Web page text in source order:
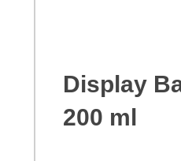
Display
200 ml